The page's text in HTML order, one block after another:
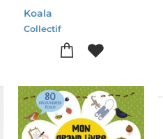
Koala
Collectif